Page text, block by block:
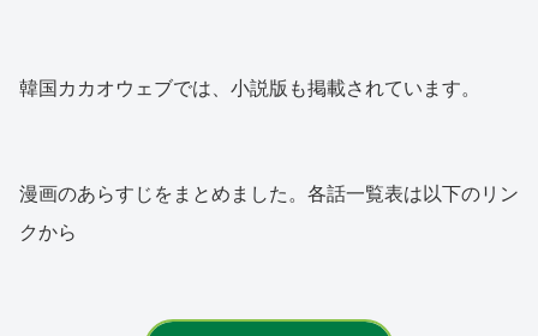
韓国カカオウェブでは、小説版も掲載されています。
漫画のあらすじをまとめました。各話一覧表は以下のリン
クから